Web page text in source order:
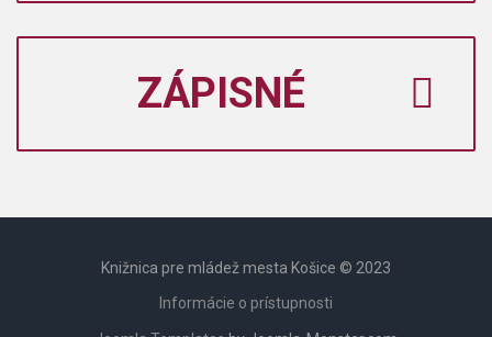
ZÁPISNÉ
Knižnica pre mládež mesta Košice © 2023
Informácie o prístupnosti